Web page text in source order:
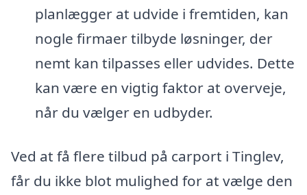
planlægger at udvide i fremtiden, kan
nogle firmaer tilbyde løsninger, der
nemt kan tilpasses eller udvides. Dette
kan være en vigtig faktor at overveje,
når du vælger en udbyder.
Ved at få flere tilbud på carport i Tinglev,
får du ikke blot mulighed for at vælge den